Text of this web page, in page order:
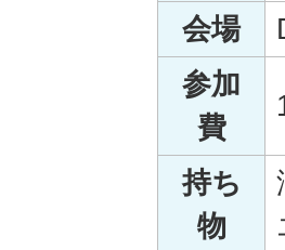
会場
参加
費
持ち
物